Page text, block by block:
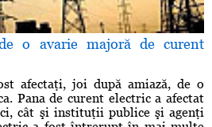
o avarie majoră de curent
afectaţi, joi după amiază, de o
Pana de curent electric a afectat
cât şi instituţii publice şi agenţi